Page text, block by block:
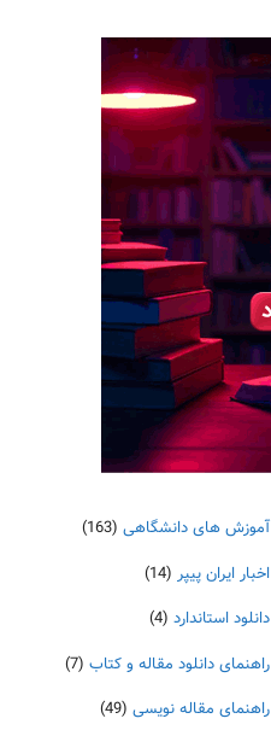
آموزش های دانشگاهی (163)
اخبار ایران پیپر (14)
دانلود استاندارد (4)
راهنمای دانلود مقاله و کتاب (7)
راهنمای مقاله نویسی (49)